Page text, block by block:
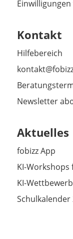
Kontakt
Hilfebereich
Newsletter
Aktuelles
fobizz App
KI-Workshops
KI-
Schulkalender